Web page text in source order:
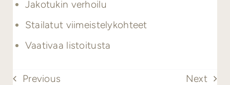
Jakotukin verhoilu
Stailatut viimeistelykohteet
Vaativaa listoitusta
Previous Next